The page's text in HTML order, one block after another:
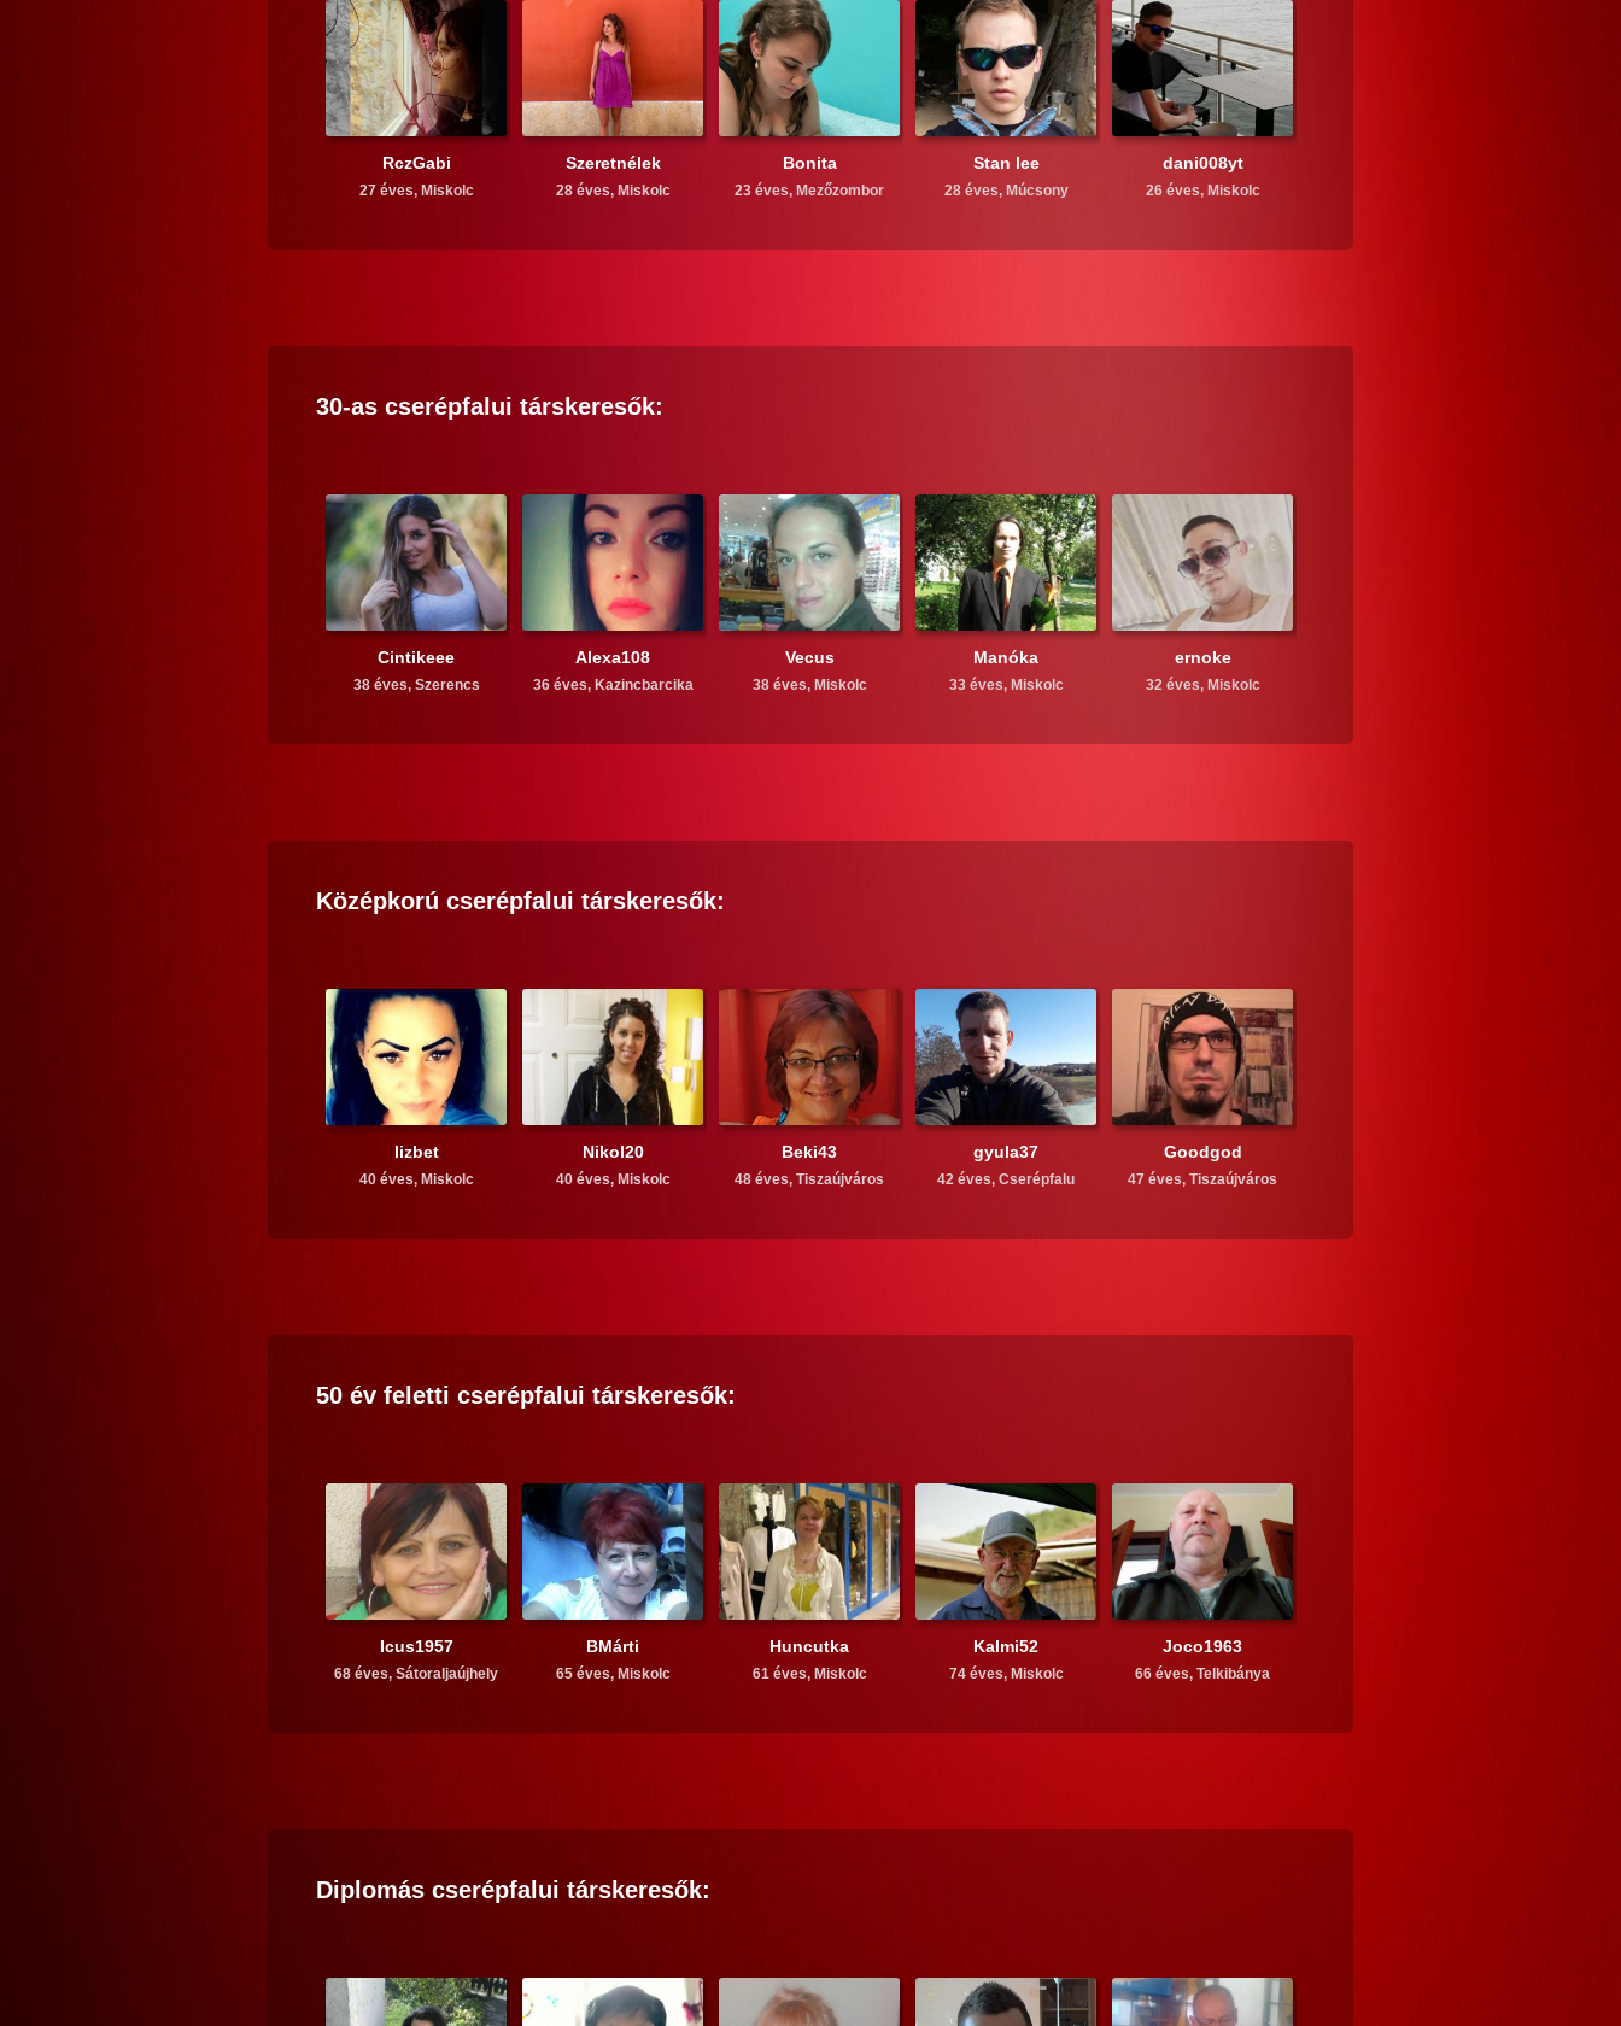
RczGabi
27 éves, Miskolc
Szeretnélek
28 éves, Miskolc
Bonita
23 éves, Mezőzombor
Stan lee
28 éves, Múcsony
dani008yt
26 éves, Miskolc
30-as cserépfalui társkeresők:
Cintikeee
38 éves, Szerencs
Alexa108
36 éves, Kazincbarcika
Vecus
38 éves, Miskolc
Manóka
33 éves, Miskolc
ernoke
32 éves, Miskolc
Középkorú cserépfalui társkeresők:
lizbet
40 éves, Miskolc
Nikol20
40 éves, Miskolc
Beki43
48 éves, Tiszaújváros
gyula37
42 éves, Cserépfalu
Goodgod
47 éves, Tiszaújváros
50 év feletti cserépfalui társkeresők:
Icus1957
68 éves, Sátoraljaújhely
BMárti
65 éves, Miskolc
Huncutka
61 éves, Miskolc
Kalmi52
74 éves, Miskolc
Joco1963
66 éves, Telkibánya
Diplomás cserépfalui társkeresők: